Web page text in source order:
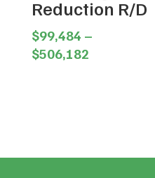
Reduction R/D
$99,484 –
$506,182Price